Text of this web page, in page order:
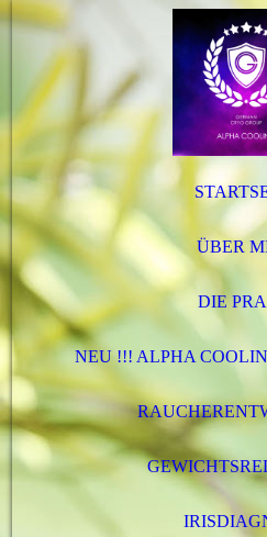
ÜBER
DIE
NEU !!! ALPHA